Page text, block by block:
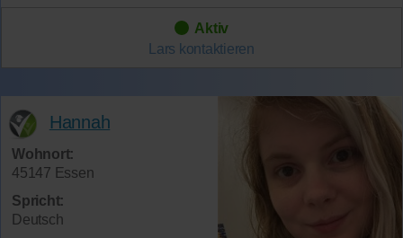
Aktiv
Lars kontaktieren
Hannah
Wohnort:
45147 Essen
Spricht:
Deutsch